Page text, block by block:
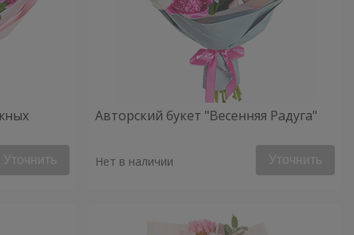
Уточнить
Авторский букет "Весенняя Радуга"
Нет в наличии Уточнить